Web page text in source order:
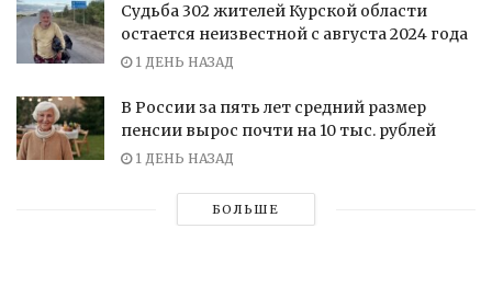
Судьба 302 жителей Курской области
остается неизвестной с августа 2024 года
1 ДЕНЬ НАЗАД
В России за пять лет средний размер
пенсии вырос почти на 10 тыс. рублей
1 ДЕНЬ НАЗАД
БОЛЬШЕ